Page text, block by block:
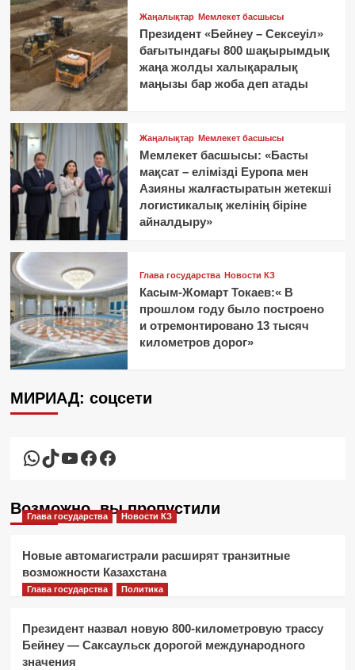
Жаңалықтар Мемлекет басшысы
Президент «Бейнеу – Сексеуіл»
бағытындағы 800 шақырымдық
жаңа жолды халықаралық
маңызы бар жоба деп атады
Жаңалықтар Мемлекет басшысы
Мемлекет басшысы: «Басты
мақсат – елімізді Еуропа мен
Азияны жалғастыратын жетекші
логистикалық желінің біріне
айналдыру»
Глава государства Новости КЗ
Касым-Жомарт Токаев:« В
прошлом году было построено
и отремонтировано 13 тысяч
километров дорог»
МИРИАД: соцсети
WhatsApp
TikTok
YouTube
Facebook
Facebook
Возможно, вы пропустили
Глава государства Новости КЗ
Новые автомагистрали расширят транзитные
возможности Казахстана
Глава государства Политика
Президент назвал новую 800-километровую трассу
Бейнеу — Саксаульск дорогой международного
значения